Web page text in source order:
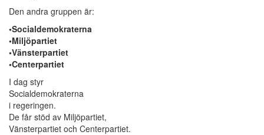
Den andra gruppen är:
•Socialdemokraterna
•Miljöpartiet
•Vänsterpartiet
•Centerpartiet
I dag styr
Socialdemokraterna
i regeringen.
De får stöd av Miljöpartiet,
Vänsterpartiet och Centerpartiet.